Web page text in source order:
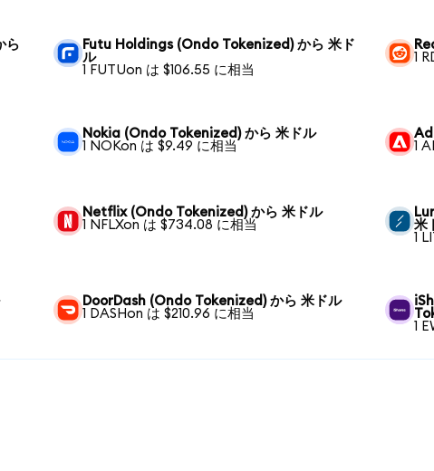
ら
Futu Holdings (Ondo Tokenized) から 米ド
ル
1 FUTUon は $106.55 に相当
1
Nokia (Ondo Tokenized) から 米ドル
1 NOKon は $9.49 に相当
1
Netflix (Ondo Tokenized) から 米ドル
1 NFLXon は $734.08 に相当
米
1
DoorDash (Ondo Tokenized) から 米ドル
1 DASHon は $210.96 に相当
1